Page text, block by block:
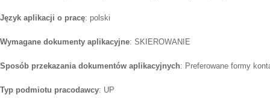
Język aplikacji o pracę: polski
Wymagane dokumenty aplikacyjne: SKIEROWANIE
Sposób przekazania dokumentów aplikacyjnych: Preferowane formy
Typ podmiotu pracodawcy: UP